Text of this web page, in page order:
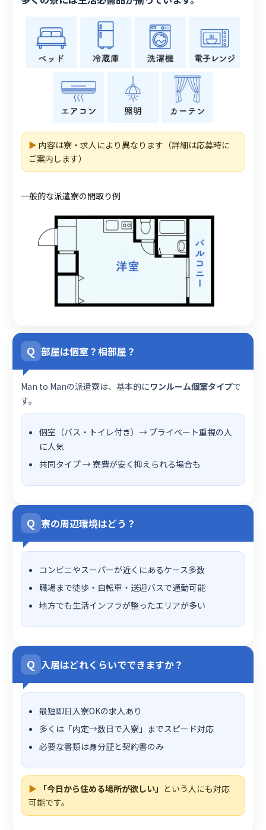
▶ 内容は寮・求人により異なります（詳細は応募時に
ご案内します）
一般的な派遣寮の間取り例
Q 部屋は個室？相部屋？
Man to Manの派遣寮は、基本的にワンルーム個室タイプで
す。
個室（バス・トイレ付き）→ プライベート重視の人
に人気
共同タイプ → 寮費が安く抑えられる場合も
Q 寮の周辺環境はどう？
コンビニやスーパーが近くにあるケース多数
職場まで徒歩・自転車・送迎バスで通勤可能
地方でも生活インフラが整ったエリアが多い
Q 入居はどれくらいでできますか？
最短即日入寮OKの求人あり
多くは「内定→数日で入寮」までスピード対応
必要な書類は身分証と契約書のみ
▶ 「今日から住める場所が欲しい」 という人にも対応
可能です。